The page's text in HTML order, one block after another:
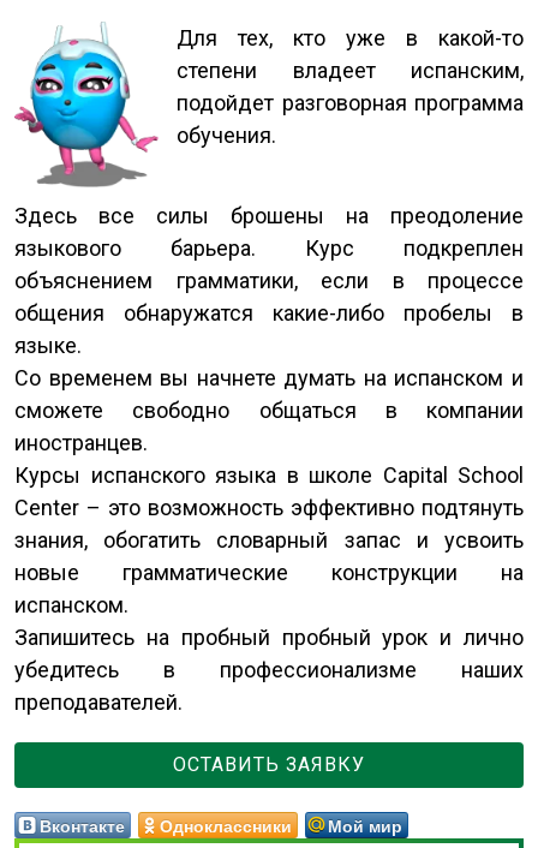
Для тех, кто уже в какой-то
степени владеет испанским,
подойдет разговорная программа
обучения.
Здесь все силы брошены на преодоление
языкового барьера. Курс подкреплен
объяснением грамматики, если в процессе
общения обнаружатся какие-либо пробелы в
языке.
Со временем вы начнете думать на испанском и
сможете свободно общаться в компании
иностранцев.
Курсы испанского языка в школе Capital School
Center – это возможность эффективно подтянуть
знания, обогатить словарный запас и усвоить
новые грамматические конструкции на
испанском.
Запишитесь на пробный пробный урок и лично
убедитесь в профессионализме наших
преподавателей.
ОСТАВИТЬ ЗАЯВКУ
Вконтакте Одноклассники Мой мир